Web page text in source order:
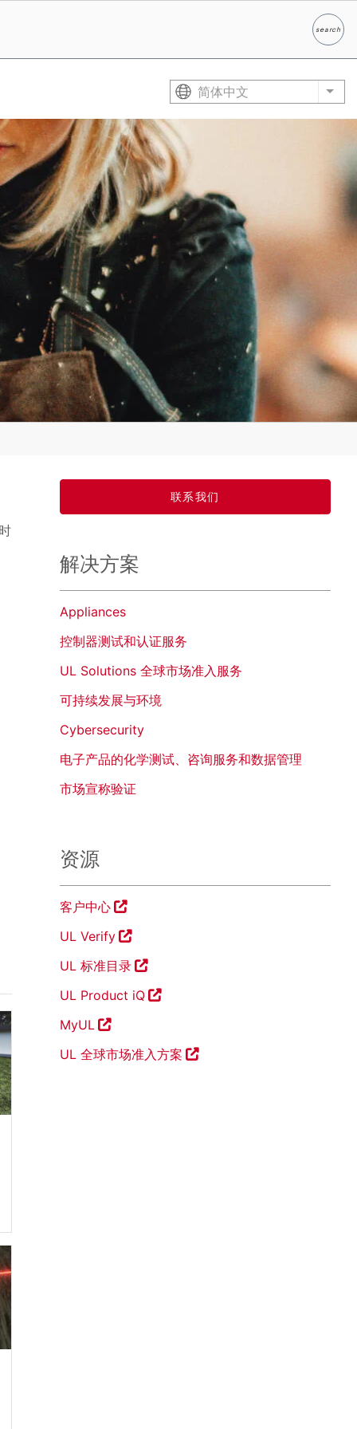
searchSearch
简体中文 List
联系我们
解决方案
Appliances
控制器测试和认证服务
UL Solutions 全球市场准入服务
可持续发展与环境
Cybersecurity
电子产品的化学测试、咨询服务和数据管理
市场宣称验证
资源
客户中心
UL Verify
UL 标准目录
UL Product iQ
MyUL
UL 全球市场准入方案